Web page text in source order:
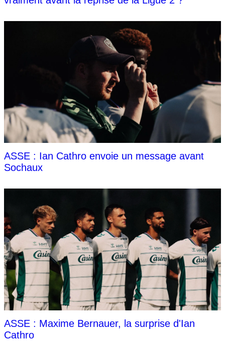
ASSE : Ian Cathro envoie un message avant
Sochaux
ASSE : Maxime Bernauer, la surprise d'Ian
Cathro